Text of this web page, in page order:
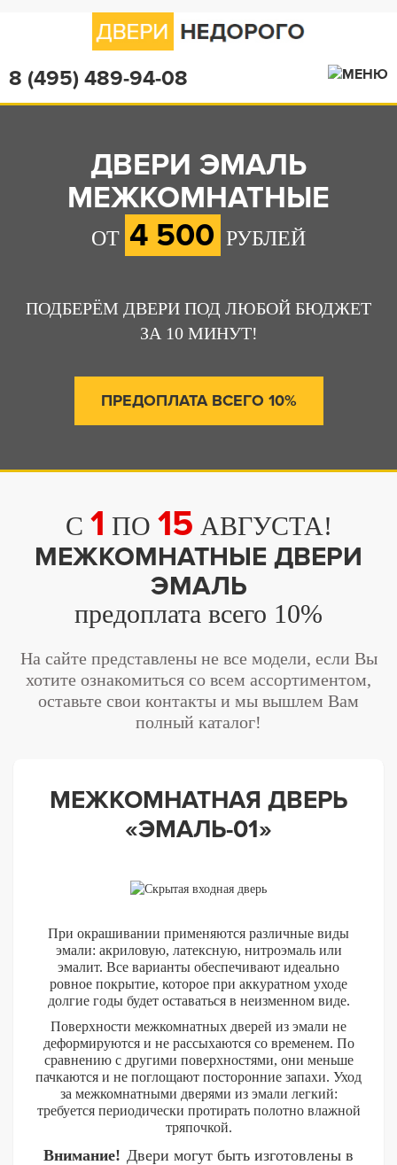
8 (495) 489-94-08
ДВЕРИ ЭМАЛЬ
МЕЖКОМНАТНЫЕ
ОТ 4 500 РУБЛЕЙ
ПОДБЕРЁМ ДВЕРИ ПОД ЛЮБОЙ БЮДЖЕТ
ЗА 10 МИНУТ!
ПРЕДОПЛАТА ВСЕГО 10%
C 1 ПО 15 АВГУСТА!
МЕЖКОМНАТНЫЕ ДВЕРИ
ЭМАЛЬ
предоплата всего 10%
На сайте представлены не все модели, если Вы
хотите ознакомиться со всем ассортиментом,
оставьте свои контакты и мы вышлем Вам
полный каталог!
МЕЖКОМНАТНАЯ ДВЕРЬ
«ЭМАЛЬ-01»
При окрашивании применяются различные виды
эмали: акриловую, латексную, нитроэмаль или
эмалит. Все варианты обеспечивают идеально
ровное покрытие, которое при аккуратном уходе
долгие годы будет оставаться в неизменном виде.
Поверхности межкомнатных дверей из эмали не
деформируются и не рассыхаются со временем. По
сравнению с другими поверхностями, они меньше
пачкаются и не поглощают посторонние запахи. Уход
за межкомнатными дверями из эмали легкий:
требуется периодически протирать полотно влажной
тряпочкой.
Внимание! Двери могут быть изготовлены в